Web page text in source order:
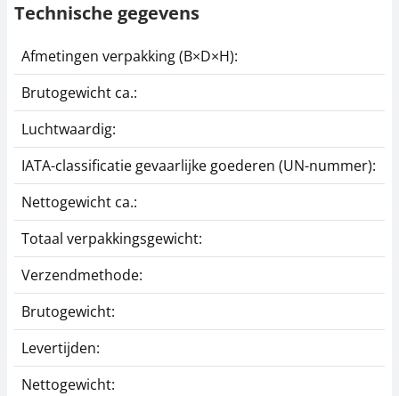
Technische gegevens
Afmetingen verpakking (B×D×H):
Brutogewicht ca.:
Luchtwaardig:
IATA-classificatie gevaarlijke goederen (UN-nummer):
Nettogewicht ca.:
Totaal verpakkingsgewicht:
Verzendmethode:
Brutogewicht:
Levertijden:
Nettogewicht: